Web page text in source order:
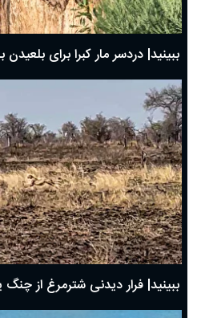
ببینید| دردسر مار کبرا برای بلعیدن
ببینید| فرار دیدنی شترمرغ از چنگ